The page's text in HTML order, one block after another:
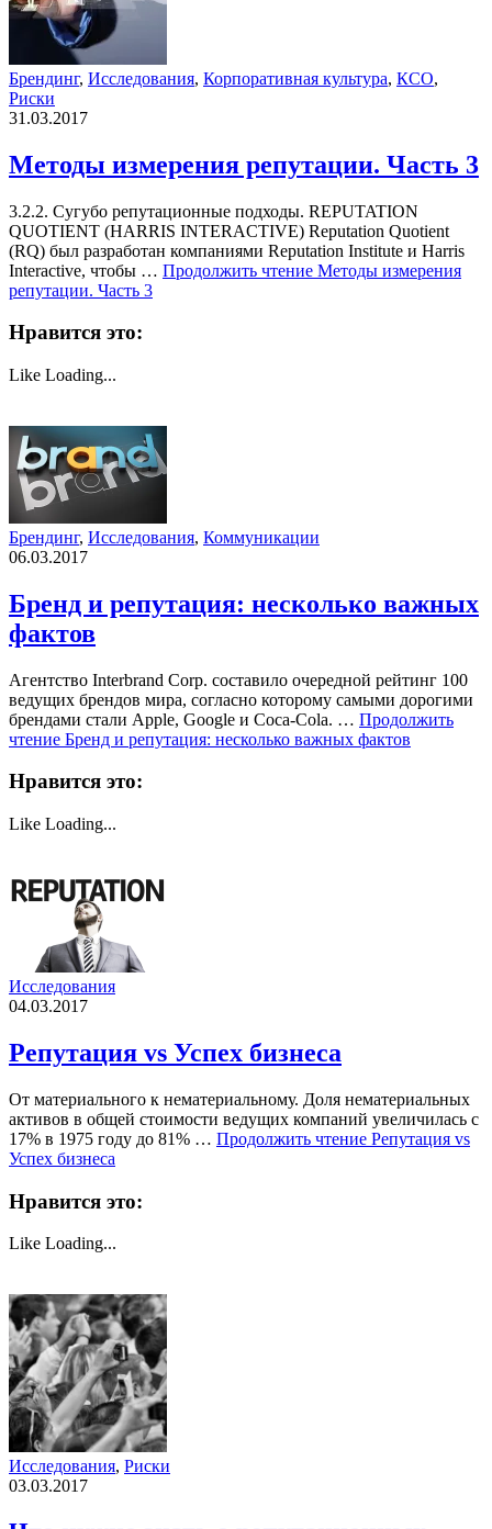
Брендинг, Исследования, Корпоративная культура, КСО,
Риски
31.03.2017
Методы измерения репутации. Часть 3
3.2.2. Сугубо репутационные подходы. REPUTATION
QUOTIENT (HARRIS INTERACTIVE) Reputation Quotient
(RQ) был разработан компаниями Reputation Institute и Harris
Interactive, чтобы … Продолжить чтение Методы измерения
репутации. Часть 3
Нравится это:
Like Loading...
Брендинг, Исследования, Коммуникации
06.03.2017
Бренд и репутация: несколько важных
фактов
Агентство Interbrand Corp. составило очередной рейтинг 100
ведущих брендов мира, согласно которому самыми дорогими
брендами стали Apple, Google и Coca-Cola. … Продолжить
чтение Бренд и репутация: несколько важных фактов
Нравится это:
Like Loading...
Исследования
04.03.2017
Репутация vs Успех бизнеса
От материального к нематериальному. Доля нематериальных
активов в общей стоимости ведущих компаний увеличилась с
17% в 1975 году до 81% … Продолжить чтение Репутация vs
Успех бизнеса
Нравится это:
Like Loading...
Исследования, Риски
03.03.2017